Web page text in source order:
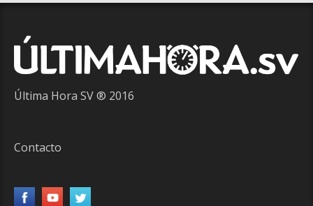
Última Hora SV ® 2016
Contacto